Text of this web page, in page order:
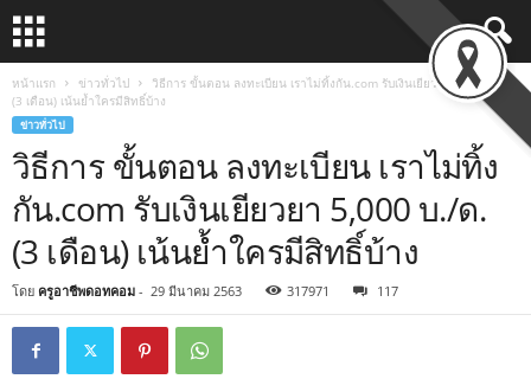
หน้าแรก ข่าวทั่วไป
วิธีการ ขั้นตอน ลงทะเบียน เราไม่ทิ้งกัน.com รับเงินเยียวยา 5,000 บ./ด.
(3 เดือน) เน้นย้ำใครมีสิทธิ์บ้าง
ข่าวทั่วไป
วิธีการ ขั้นตอน ลงทะเบียน เราไม่ทิ้ง
กัน.com รับเงินเยียวยา 5,000 บ./ด.
(3 เดือน) เน้นย้ำใครมีสิทธิ์บ้าง
โดย ครูอาชีพดอทคอม - 29 มีนาคม 2563 317971 117